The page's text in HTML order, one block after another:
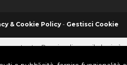
& Cookie Policy - Gestisci Cookie
utente. Per visualizzare il plugin è